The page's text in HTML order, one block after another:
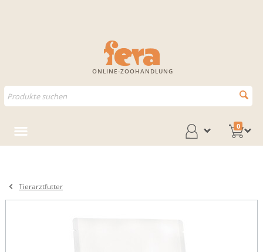
ONLINE-ZOOHANDLUNG
0
Tierarztfutter